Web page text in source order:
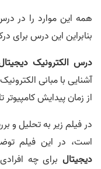
همه این موارد را در
بنابراین این درس برای
درس الکترونیک
آشنایی با مبانی
از زمان پیدایش
در فیلم زیر به تحلیل و
است، در این فیلم
دیجیتال برای چه